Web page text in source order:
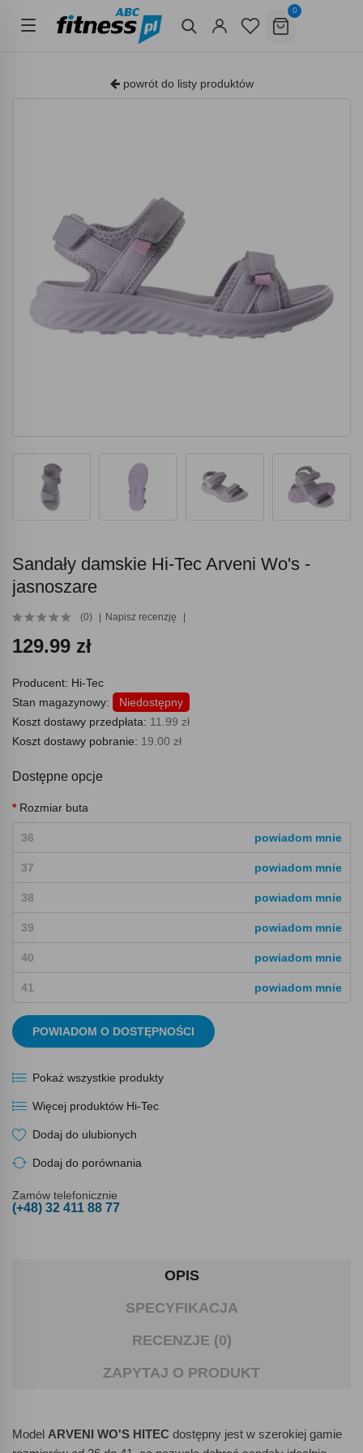
0
powrót do listy produktów
Sandały damskie Hi-Tec Arveni Wo's -
jasnoszare
(0) Napisz recenzję
129.99 zł
Producent: Hi-Tec
Stan magazynowy:
Niedostępny
Koszt dostawy przedpłata: 11.99 zł
Koszt dostawy pobranie: 19.00 zł
Dostępne opcje
Rozmiar buta
36 powiadom mnie
37 powiadom mnie
38 powiadom mnie
39 powiadom mnie
40 powiadom mnie
41 powiadom mnie
POWIADOM O DOSTĘPNOŚCI
Pokaż wszystkie produkty
Więcej produktów Hi-Tec
Dodaj do ulubionych
Dodaj do porównania
Zamów telefonicznie
(+48) 32 411 88 77
OPIS
SPECYFIKACJA
RECENZJE (0)
ZAPYTAJ O PRODUKT
Model ARVENI WO'S HITEC dostępny jest w szerokiej gamie